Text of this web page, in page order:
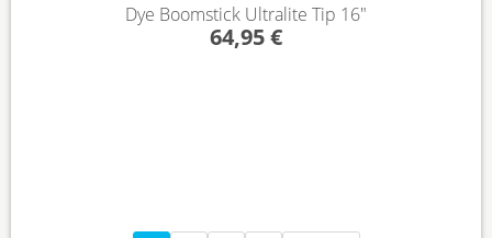
Dye Boomstick Ultralite Tip 16"
64,95 €